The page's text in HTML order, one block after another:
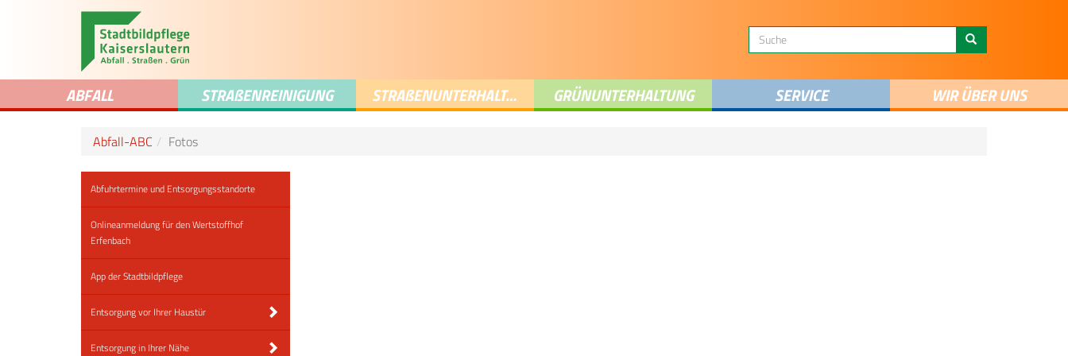
ABFALL STRAßENREINIGUNG STRAßENUNTERHALTUNG GRÜNUNTERHALTUNG SERVICE WIR ÜBER UNS
Abfall-ABC Fotos
Abfuhrtermine und Entsorgungsstandorte
Onlineanmeldung für den Wertstoffhof
Erfenbach
App der Stadtbildpflege
Entsorgung vor Ihrer Haustür
Entsorgung in Ihrer Nähe